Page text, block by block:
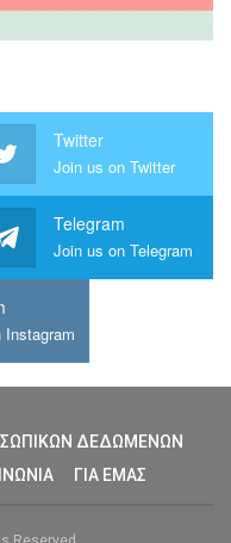
Twitter
Join us on Twitter
Telegram
Join us on Telegram
ΔΕΔΩΜΕΝΩΝ
ΓΙΑ ΕΜΑΣ